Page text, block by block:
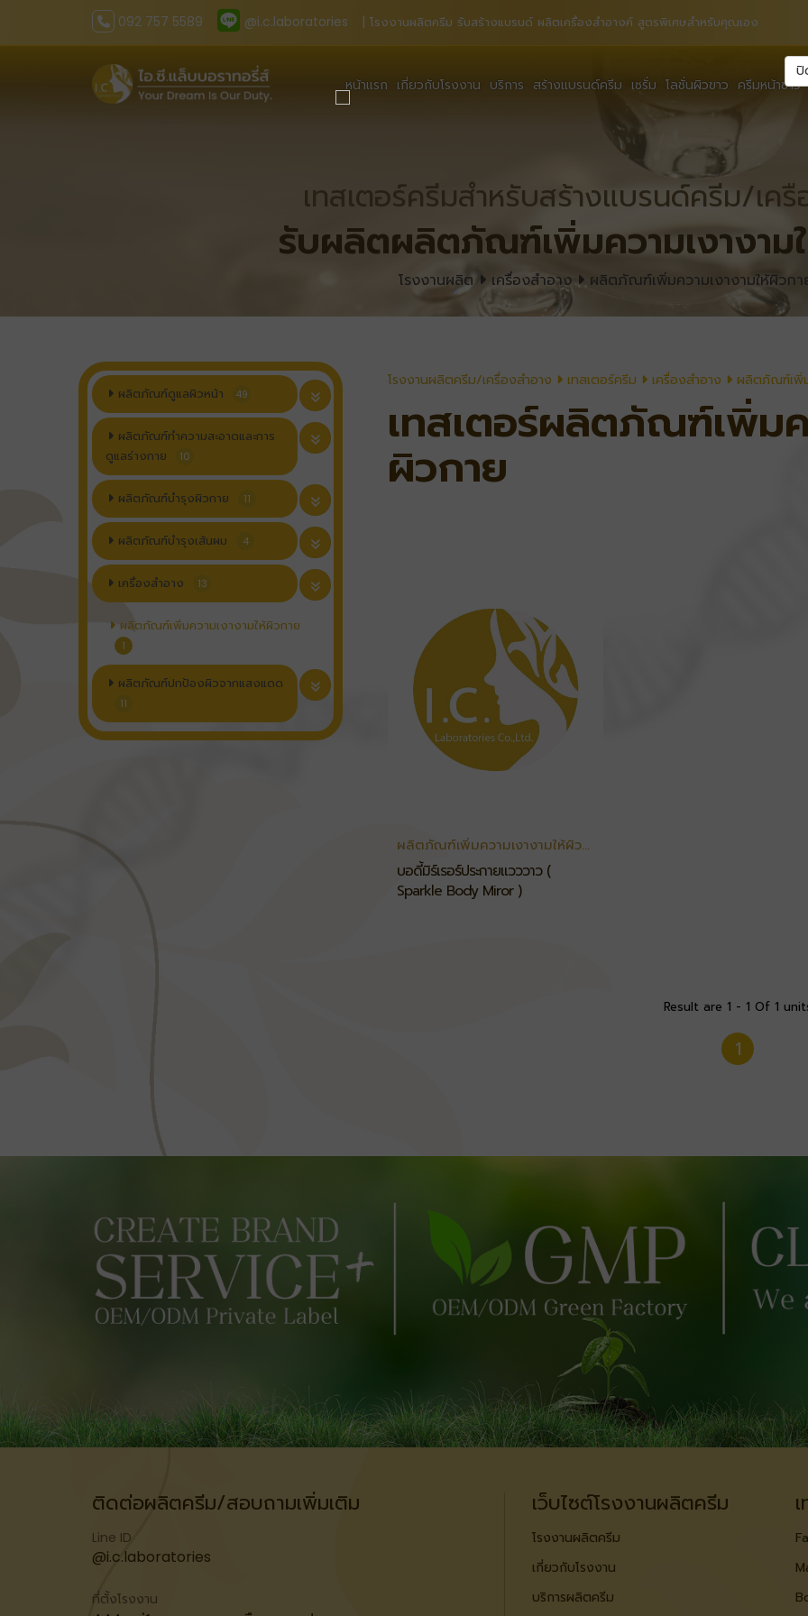
092 757 5589 @i.c.laboratories | โรงงานผลิตครีม รับสร้างแบรนด์ ผลิตเครื่องสำอางค์ สูตรพิเศษสำหรับคุณเอง
หน้าแรก เกี่ยวกับโรงงาน บริการ สร้างแบรนด์ครีม เซรั่ม โลชั่นผิวขาว ครีมหน้าขาว
เทสเตอร์ครีมสำหรับสร้างแบรนด์ครีม/เครื
รับผลิตผลิตภัณฑ์เพิ่มความเงางาม
โรงงานผลิต เครื่องสำอาง ผลิตภัณฑ์เพิ่มความเงางามให้ผิวก
โรงงานผลิตครีม/เครื่องสำอาง เทสเตอร์ครีม เครื่องสำอาง ผลิตภัณฑ์เพิ่ม
เทสเตอร์ผลิตภัณฑ์เพิ่มค
ผิวกาย
ผลิตภัณฑ์เพิ่มความเงางามให้ผิว
กาย
บอดี้มิร์เรอร์ประกายแวววาว (
Sparkle Body Miror )
Result are 1 - 1 Of 1
1
ผลิตภัณฑ์ดูแลผิวหน้า 49
ผลิตภัณฑ์ทำความสะอาดและการ
ดูแลร่างกาย
10
ผลิตภัณฑ์บำรุงผิวกาย 11
ผลิตภัณฑ์บำรุงเส้นผม 4
เครื่องสำอาง 13
ผลิตภัณฑ์เพิ่มความเงางามให้ผิวกาย
1
ผลิตภัณฑ์ปกป้องผิวจากแสงแดด
11
ติดต่อผลิตครีม/สอบถามเพิ่มเติม
Line ID
@i.c.laboratories
ที่ตั้งโรงงาน
เว็บไซต์โรงงานผลิตครีม
โรงงานผลิตครีม
เกี่ยวกับโรงงาน
บริการผลิตครีม
ปิ